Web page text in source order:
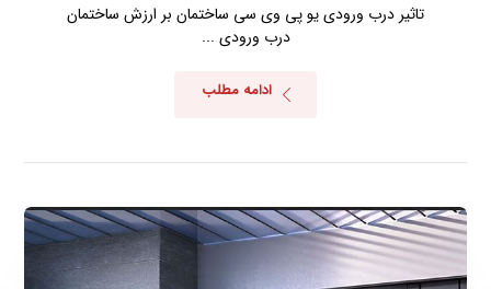
تاثیر درب ورودی یو پی وی سی ساختمان بر ارزش ساختمان
درب ورودی ...
ادامه مطلب